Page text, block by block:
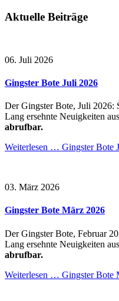
Aktuelle Beiträge
06. Juli 2026
Gingster Bote Juli 2026
Der Gingster Bote, Juli 2026:
Lang ersehnte Neuigkeiten
abrufbar.
Weiterlesen … Gingster Bote
03. März 2026
Gingster Bote März 2026
Der Gingster Bote, Februar
Lang ersehnte Neuigkeiten
abrufbar.
Weiterlesen … Gingster Bote